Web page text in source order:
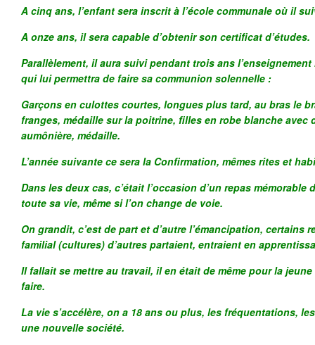
A cinq ans, l’enfant sera inscrit à l’école communale où il
A onze ans, il sera capable d’obtenir son certificat d’études.
Parallèlement, il aura suivi pendant trois ans
qui lui permettra de faire sa communion solennelle :
Garçons en culottes courtes, longues plus tard, au bras le
franges, médaille sur la poitrine, filles en robe blanche avec
aumônière, médaille.
L’année suivante ce sera la Confirmation, mêmes rites et
Dans les deux cas, c’était l’occasion d’un repas
toute sa vie, même si l’on change de voie.
On grandit, c’est de part et d’autre l’émancipation, certains
familial (cultures) d’autres partaient, entraient en
Il fallait se mettre au travail, il en était de même pour la
faire.
La vie s’accélère, on a 18 ans ou plus, les fréquentations,
une nouvelle société.